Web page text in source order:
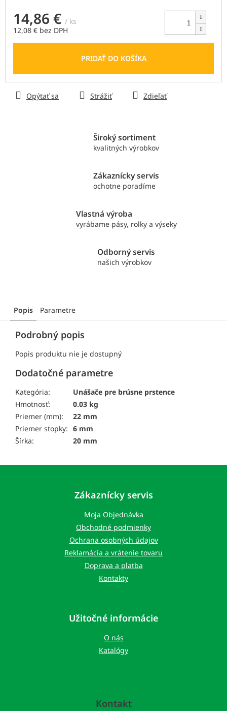
14,86 € / ks
12,08 € bez DPH
Jednotková
PRIDAŤ DO KOŠÍKA
Opýtať sa Strážiť Zdieľať
Široký sortiment
kvalitných výrobkov
Zákaznícky servis
ochotne poradíme
Vlastná výroba
vyrábame pásy, rolky a výseky
Odborný servis
našich výrobkov
Popis Parametre
Podrobný popis
Popis produktu nie je dostupný
Dodatočné parametre
Kategória:
Unášače pre brúsne prstence
Hmotnosť:
0.03 kg
Priemer (mm):
22 mm
Priemer stopky: 6 mm
Šírka:
20 mm
Zákaznícky servis
Moja Objednávka
Obchodné podmienky
Ochrana osobných údajov
Reklamácia a vrátenie tovaru
Doprava a platba
Kontakty
Užitočné informácie
O nás
Katalógy
Kontakt